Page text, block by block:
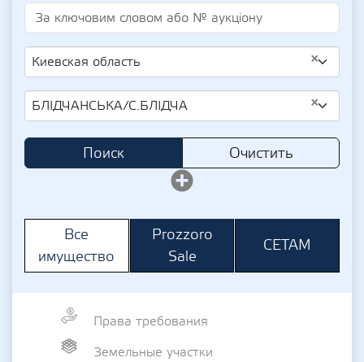
×
Киевская область
×
БЛІДЧАНСЬКА/С.БЛІДЧА
Поиск Очистить
Все
имущество
Prozzoro
Sale
СЕТАМ
Права требования
Земельные участки